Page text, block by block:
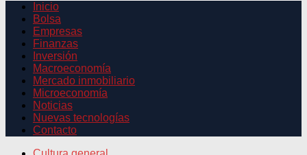
Inicio
Bolsa
Empresas
Finanzas
Inversión
Macroeconomía
Mercado inmobiliario
Microeconomía
Noticias
Nuevas tecnologías
Contacto